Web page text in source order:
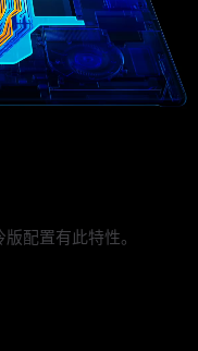
配置有此特性。